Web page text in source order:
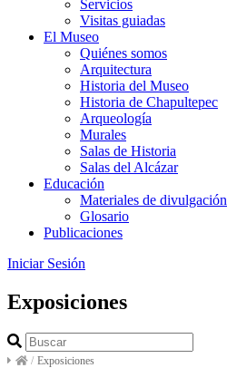
Servicios
Visitas guiadas
El Museo
Quiénes somos
Arquitectura
Historia del Museo
Historia de Chapultepec
Arqueología
Murales
Salas de Historia
Salas del Alcázar
Educación
Materiales de divulgación
Glosario
Publicaciones
Iniciar Sesión
Exposiciones
/ Exposiciones